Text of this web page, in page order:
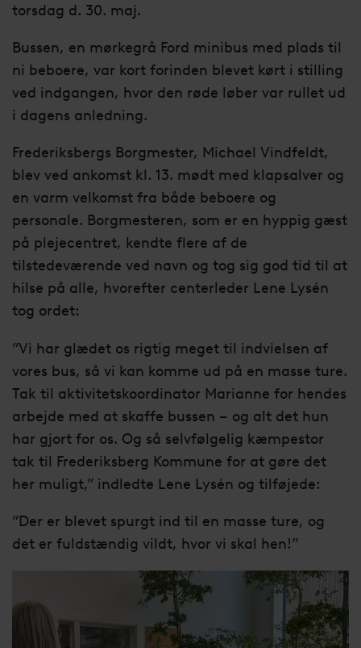
torsdag d. 30. maj.
Bussen, en mørkegrå Ford minibus med plads til
ni beboere, var kort forinden blevet kørt i stilling
ved indgangen, hvor den røde løber var rullet ud
i dagens anledning.
Frederiksbergs Borgmester, Michael Vindfeldt,
blev ved ankomst kl. 13. mødt med klapsalver og
en varm velkomst fra både beboere og
personale. Borgmesteren, som er en hyppig gæst
på plejecentret, kendte flere af de
tilstedeværende ved navn og tog sig god tid til at
hilse på alle, hvorefter centerleder Lene Lysén
tog ordet:
”Vi har glædet os rigtig meget til indvielsen af
vores bus, så vi kan komme ud på en masse ture.
Tak til aktivitetskoordinator Marianne for hendes
arbejde med at skaffe bussen – og alt det hun
har gjort for os. Og så selvfølgelig kæmpestor
tak til Frederiksberg Kommune for at gøre det
her muligt,” indledte Lene Lysén og tilføjede:
”Der er blevet spurgt ind til en masse ture, og
det er fuldstændig vildt, hvor vi skal hen!”